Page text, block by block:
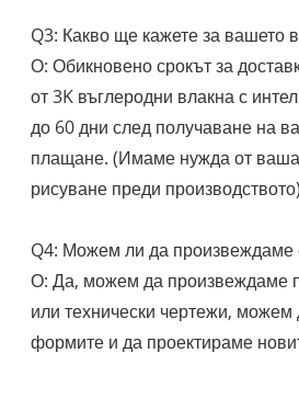
Q3: Какво ще кажете за вашето
О: Обикновено срокът за
от 3K въглеродни влакна с
до 60 дни след получаване на
плащане. (Имаме нужда от
рисуване преди производството)
Q4: Можем ли да произвеждаме
О: Да, можем да произвеждаме
или технически чертежи, можем
формите и да проектираме